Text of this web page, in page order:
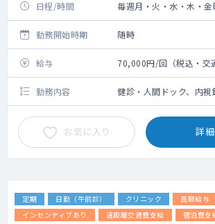
日程/時間 毎週月・火・水・木・
勤務開始時期 随時
給与 70,000円/回（税込・交
勤務内容 健診・人間ドック、内視
お気に入り 詳
定期 日勤（午前診） クリニック
高額給与
インセンティブあり
遠距離交通費支給
宿泊費支